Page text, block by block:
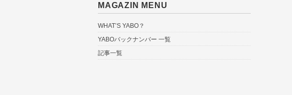
MAGAZIN MENU
WHAT’S YABO？
YABOバックナンバー 一覧
記事一覧